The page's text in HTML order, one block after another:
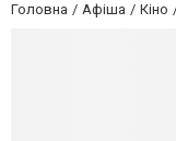
Головна Афіша Кіно